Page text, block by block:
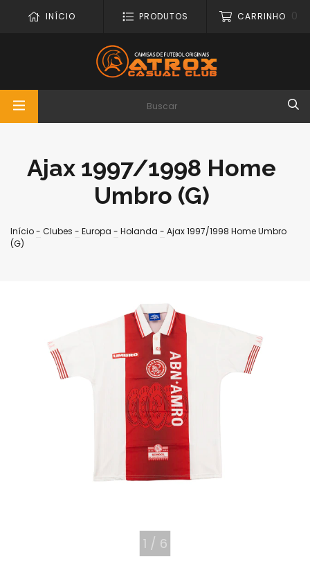
INÍCIO PRODUTOS CARRINHO 0
Ajax 1997/1998 Home
Umbro (G)
Início- Clubes - Europa - Holanda - Ajax 1997/1998 Home Umbro
(G)
1 / 6